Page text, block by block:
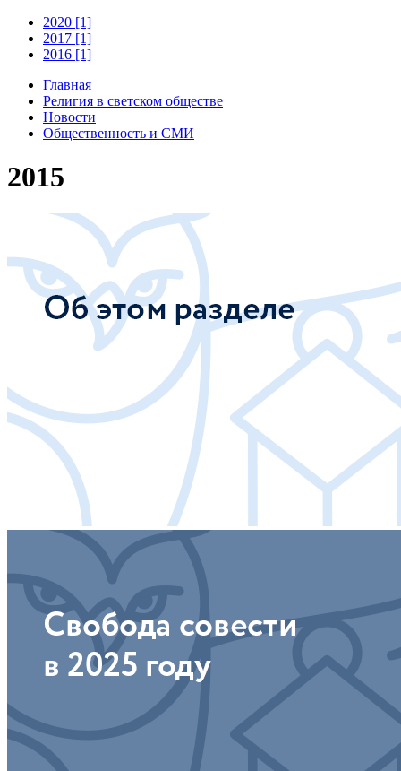
2020 [1]
2017 [1]
2016 [1]
Главная
Религия в светском обществе
Новости
Общественность и СМИ
2015